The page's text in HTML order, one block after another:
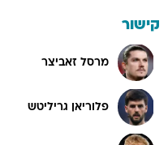
קישור
מרסל זאביצר
פלוריאן גריליטש